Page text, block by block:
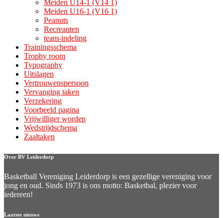
Meiden U14-1 (V14 1)
Meiden U16-1 (V16 1)
Peanuts
Recreanten
team-indeling
Trainingsschema
Trophy room
Typography
Uitslagen
Vertrouwenspersoon
Vervanging taken
Verzekering
Voorbeeld pagina
Vrijwilliger worden
Wedstrijdschema
Zaaltaken
Over BV Leiderdorp
Basketball Vereniging Leiderdorp is een gezellige vereniging voor
jong en oud. Sinds 1973 is ons motto: Basketbal, plezier voor
iedereen!
Laatste nieuws